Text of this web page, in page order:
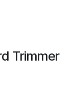
Trimmer